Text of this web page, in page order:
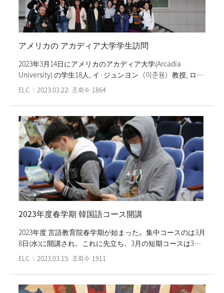
アメリカの アカディア大学学生訪問
2023年3月14日にアメリカのアカディア大学(Arcadia
University) の学生18人, イ·ジュンヨン（이준용）教授, ロー
ガン·フィールズ（Logan Fields）教授が 言語教育院を訪問
のために韓国語の字母授業を提供し、 チョン·シウォン(정
시원) 先生（言語教育院責任教師）の指導に従って学生たち
は初めて習った韓国語で自分の名前の書くことができた。
学生たちは教授(梨花女子大学韓国学科)の韓国文化特別講義
(Pop Goes Korea: a brief introduction to Korean culture)を
受けた。 韓流の震源地である韓国大衆歌謡に関する講義を
通じて、学生たちに韓国の文化を理解してもらうことがで
きた。また、学食で昼食をたべ、本校キャンパスリーダー
の説明で梨花女子大学のキャンパスツアーも行った。 アカ
た大学である。
ELC 2023.03.22 조회수 1864
2023年度春学期 韓国語コース開講
2023年度 言語教育院春学期が始まった。集中コースのは3月
8日(水)に開講され、これに先立ち、3月の短期コースは3月6
日(月)に開講した。韓国語特コースである韓国語能力試験
（TOPIK）準備クラスは3月15日（水）に始まり、同時に今
学期には4月の短期コースと委託コースも開かれる予定だ。
春学期は現行の新型コロナウイルス感染症の指針を遵守
ELC 2023.03.15 조회수 1911